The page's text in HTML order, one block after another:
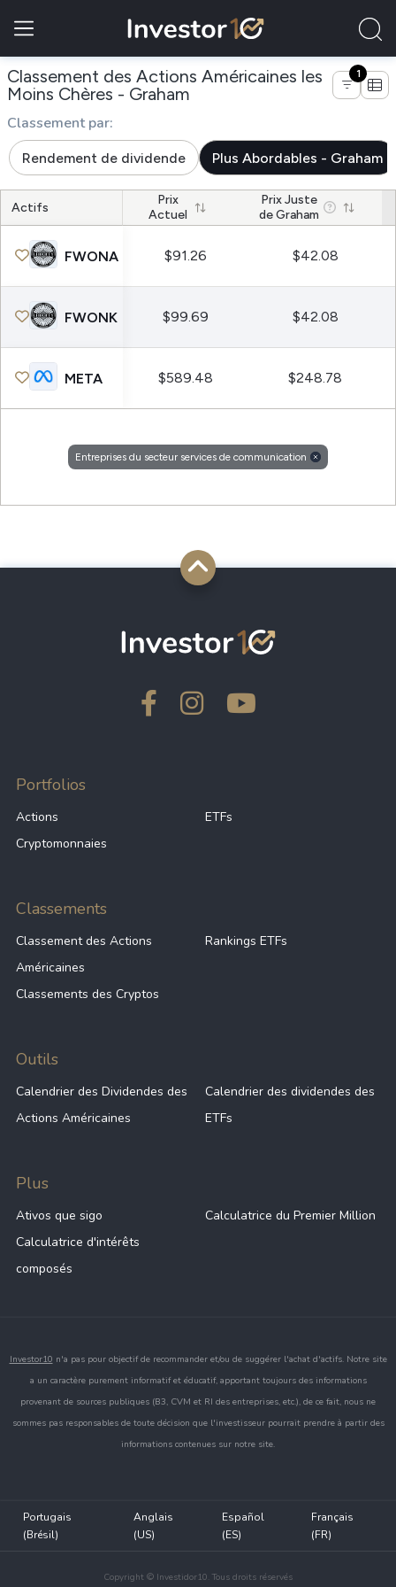
Classement des Actions Américaines les
Moins Chères - Graham de entreprises du
1
Classement par:
Rendement de dividende Plus Abordables - Graham
Actifs
Prix
Actuel
Prix Juste
de Graham
FWONA $91.26 $42.08
FWONK $99.69 $42.08
META $589.48 $248.78
Entreprises du secteur services de communication
Portfolios
Actions
ETFs
Cryptomonnaies
Classements
Classement des Actions
Américaines
Rankings ETFs
Classements des Cryptos
Outils
Calendrier des Dividendes des
Actions Américaines
Calendrier des dividendes des
ETFs
Plus
Ativos que sigo
Calculatrice du Premier Million
Calculatrice d'intérêts
composés
Investor10 n'a pas pour objectif de recommander et/ou de suggérer l'achat d'actifs. Notre site
a un caractère purement informatif et éducatif, apportant toujours des informations
provenant de sources publiques (B3, CVM et RI des entreprises, etc.), de ce fait, nous ne
sommes pas responsables de toute décision que l'investisseur pourrait prendre à partir des
informations contenues sur notre site.
Portugais
(Brésil)
Anglais
(US)
Español
(ES)
Français
(FR)
Copyright © Investidor10. Tous droits réservés